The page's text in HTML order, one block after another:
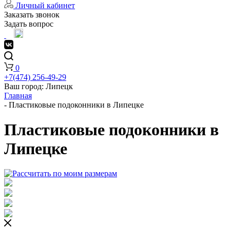
Личный кабинет
Заказать звонок
Задать вопрос
0
+7(474) 256-49-29
Ваш город: Липецк
Главная
- Пластиковые подоконники в Липецке
Пластиковые подоконники в
Липецке